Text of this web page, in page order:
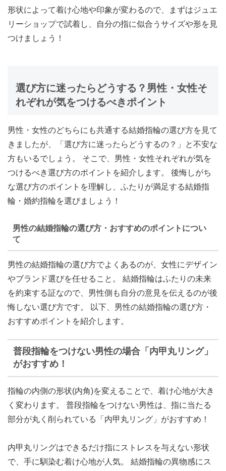
形状によって着け心地や印象が変わるので、まずはジュエ
リーショップで試着し、自分の指に似合うサイズや形を見
つけましょう！
選び方に迷ったらどうする？男性・女性そ
れぞれが気をつけるべきポイント
男性・女性のどちらにも共通する結婚指輪の選び方を見て
きましたが、「選び方に迷ったらどうするの？」と不安な
方もいるでしょう。 そこで、 男性・女性それぞれが気を
つけるべき選び方のポイント を紹介します。 後悔しがち
な選び方のポイントを理解し、ふたりが満足する結婚指
輪・婚約指輪を選びましょう！
男性の結婚指輪の選び方・おすすめのポイントについ
て
男性の結婚指輪の選び方でよくあるのが、女性にデザイン
やブランド選びを任せること。 結婚指輪はふたりの未来
を約束する証なので、男性側も自分の意見を伝えるのが後
悔しない選び方です。 以下、男性の結婚指輪の選び方・
おすすめポイントを紹介します。
普段指輪をつけない男性の場合「内甲丸リング」
がおすすめ！
指輪の内側の形状(内角)を変えることで、着け心地が大き
く変わります。 普段指輪をつけない男性は、 指に当たる
部分が丸く削られている「内甲丸リング」 がおすすめ！
内甲丸リングはできるだけ指にストレスを与えない形状
で、手に馴染む着け心地が人気。 結婚指輪の異物感にス